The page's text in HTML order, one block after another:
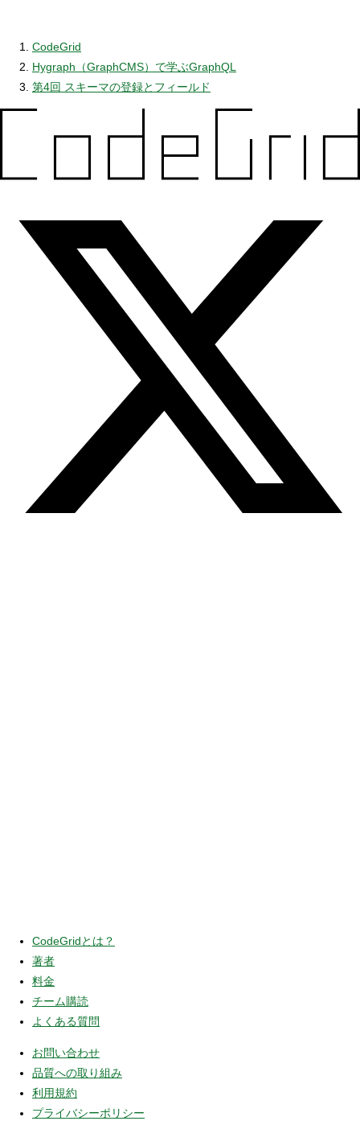
CodeGrid
Hygraph（GraphCMS）で学ぶGraphQL
第4回 スキーマの登録とフィールド
CodeGridとは？
著者
料金
チーム購読
よくある質問
お問い合わせ
品質への取り組み
利用規約
プライバシーポリシー